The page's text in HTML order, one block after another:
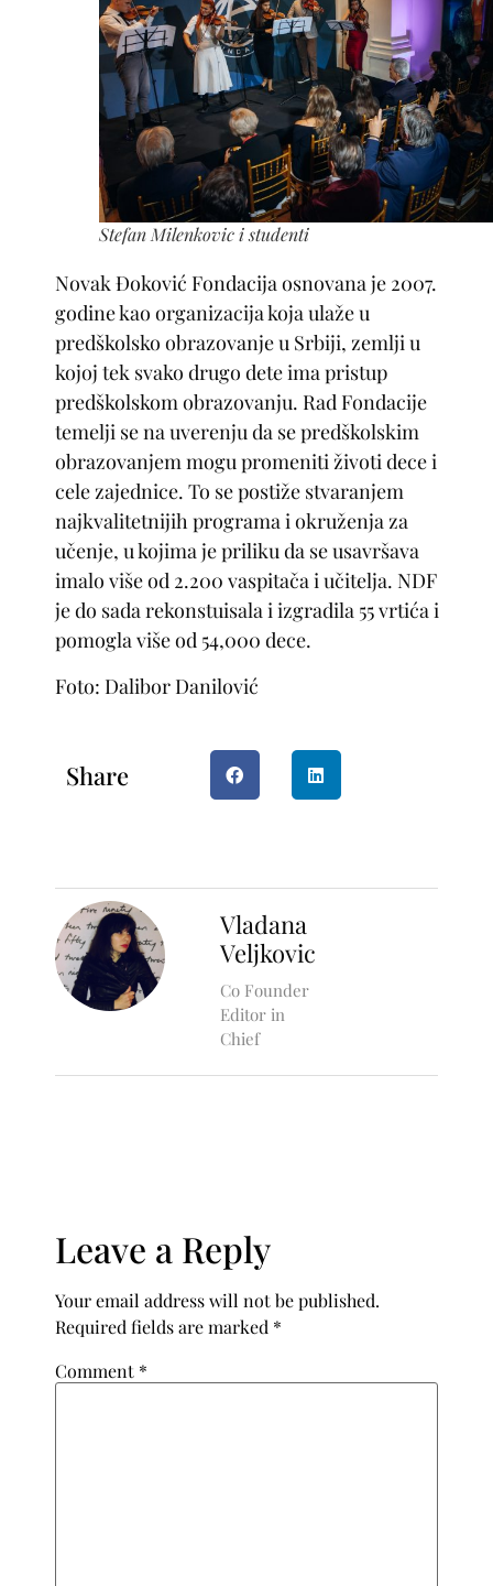
Stefan Milenkovic i studenti
Novak Đoković Fondacija osnovana je 2007.
godine kao organizacija koja ulaže u
predškolsko obrazovanje u Srbiji, zemlji u
kojoj tek svako drugo dete ima pristup
predškolskom obrazovanju. Rad Fondacije
temelji se na uverenju da se predškolskim
obrazovanjem mogu promeniti životi dece i
cele zajednice. To se postiže stvaranjem
najkvalitetnijih programa i okruženja za
učenje, u kojima je priliku da se usavršava
imalo više od 2.200 vaspitača i učitelja. NDF
je do sada rekonstuisala i izgradila 55 vrtića i
pomogla više od 54,000 dece.
Foto: Dalibor Danilović
Share
Vladana
Veljkovic
Co Founder
Editor in
Chief
Leave a Reply
Your email address will not be published.
Required fields are marked *
Comment *